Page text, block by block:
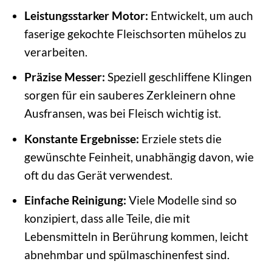
Leistungsstarker Motor: Entwickelt, um auch
faserige gekochte Fleischsorten mühelos zu
verarbeiten.
Präzise Messer: Speziell geschliffene Klingen
sorgen für ein sauberes Zerkleinern ohne
Ausfransen, was bei Fleisch wichtig ist.
Konstante Ergebnisse: Erziele stets die
gewünschte Feinheit, unabhängig davon, wie
oft du das Gerät verwendest.
Einfache Reinigung: Viele Modelle sind so
konzipiert, dass alle Teile, die mit
Lebensmitteln in Berührung kommen, leicht
abnehmbar und spülmaschinenfest sind.